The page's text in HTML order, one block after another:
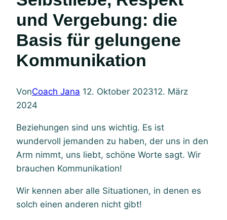
und Vergebung: die
Basis für gelungene
Kommunikation
VonCoach Jana 12. Oktober 202312. März
2024
Beziehungen sind uns wichtig. Es ist
wundervoll jemanden zu haben, der uns in den
Arm nimmt, uns liebt, schöne Worte sagt. Wir
brauchen Kommunikation!
Wir kennen aber alle Situationen, in denen es
solch einen anderen nicht gibt!